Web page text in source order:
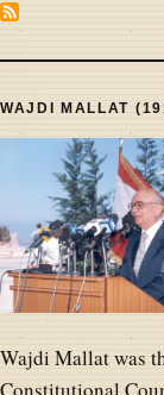
WAJDI MALLAT
Wajdi Mallat was